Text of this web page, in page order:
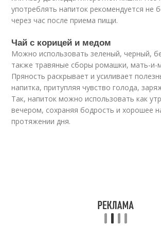
употреблять напиток рекомендуется не
через час после приема пищи.
Чай с корицей и медом
Можно использовать зеленый, черный,
также травяные сборы ромашки, мать-и-
Пряность раскрывает и усиливает
напитка, притупляя чувство голода,
Так, напиток можно использовать как
вечером, сохраняя бодрость и хорошее
протяжении дня.